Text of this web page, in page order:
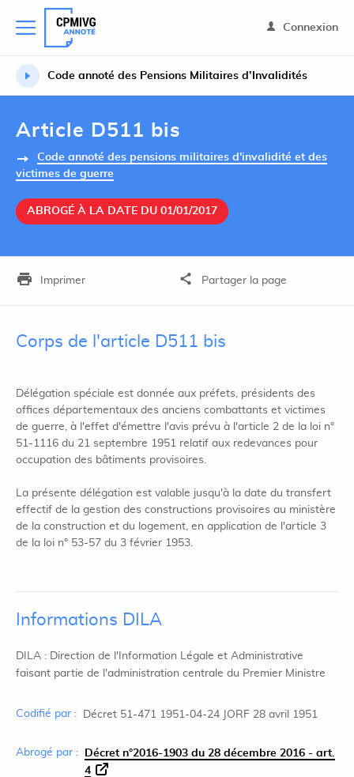
Connexion
Code annoté des Pensions Militaires d’Invalidités
Article D511 bis
Code annoté des pensions militaires d'invalidité et des
victimes de guerre
ABROGÉ À LA DATE DU 01/01/2017
Imprimer Partager la page
Corps de l'article D511 bis
Délégation spéciale est donnée aux préfets, présidents des
offices départementaux des anciens combattants et victimes
de guerre, à l'effet d'émettre l'avis prévu à l'article 2 de la loi n°
51-1116 du 21 septembre 1951 relatif aux redevances pour
occupation des bâtiments provisoires.
La présente délégation est valable jusqu'à la date du transfert
effectif de la gestion des constructions provisoires au ministère
de la construction et du logement, en application de l'article 3
de la loi n° 53-57 du 3 février 1953.
Informations DILA
DILA : Direction de l'Information Légale et Administrative
faisant partie de l'administration centrale du Premier Ministre
Codifié par : Décret 51-471 1951-04-24 JORF 28 avril 1951
Abrogé par :
Décret n°2016-1903 du 28 décembre 2016 - art.
4